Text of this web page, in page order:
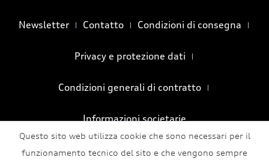
Newsletter Contatto Condizioni di consegna
Privacy e protezione dati
Condizioni generali di contratto
Informazioni societarie
Questo sito web utilizza cookie che sono necessari per il
funzionamento tecnico del sito e che vengono sempre